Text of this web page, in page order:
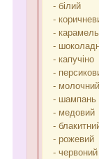
- білий
-
-
-
- капучіно
-
- молочний
- шампань
- медовий
-
- рожевий
- червоний